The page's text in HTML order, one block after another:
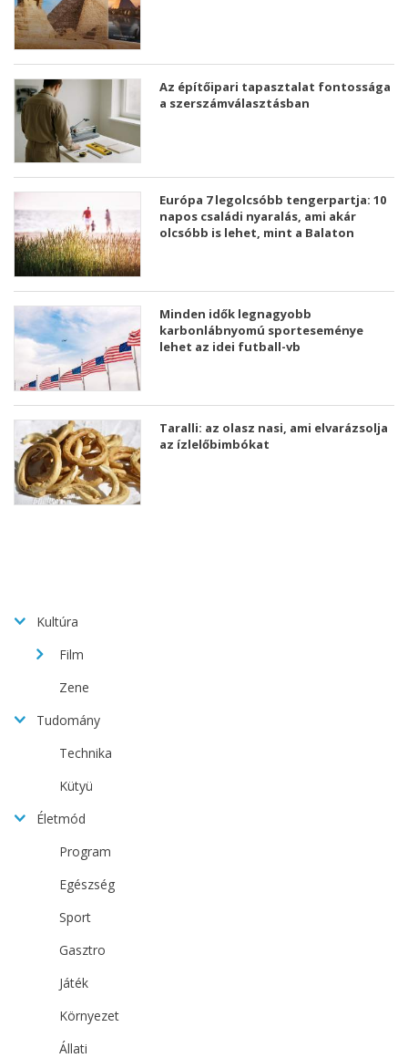
Az építőipari tapasztalat fontossága
a szerszámválasztásban
Európa 7 legolcsóbb tengerpartja: 10
napos családi nyaralás, ami akár
olcsóbb is lehet, mint a Balaton
Minden idők legnagyobb
karbonlábnyomú sporteseménye
lehet az idei futball-vb
Taralli: az olasz nasi, ami elvarázsolja
az ízlelőbimbókat
Kultúra
Film
Zene
Tudomány
Technika
Kütyü
Életmód
Program
Egészség
Sport
Gasztro
Játék
Környezet
Állati